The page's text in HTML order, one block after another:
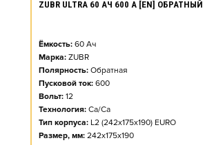
ZUBR ULTRA 60 АЧ 600 А [EN] ОБРАТНЫЙ
Ёмкость: 60 Ач
Марка: ZUBR
Полярность: Обратная
Пусковой ток: 600
Вольт: 12
Технология: Ca/Ca
Тип корпуса: L2 (242x175x190) EURO
Размер, мм: 242x175x190